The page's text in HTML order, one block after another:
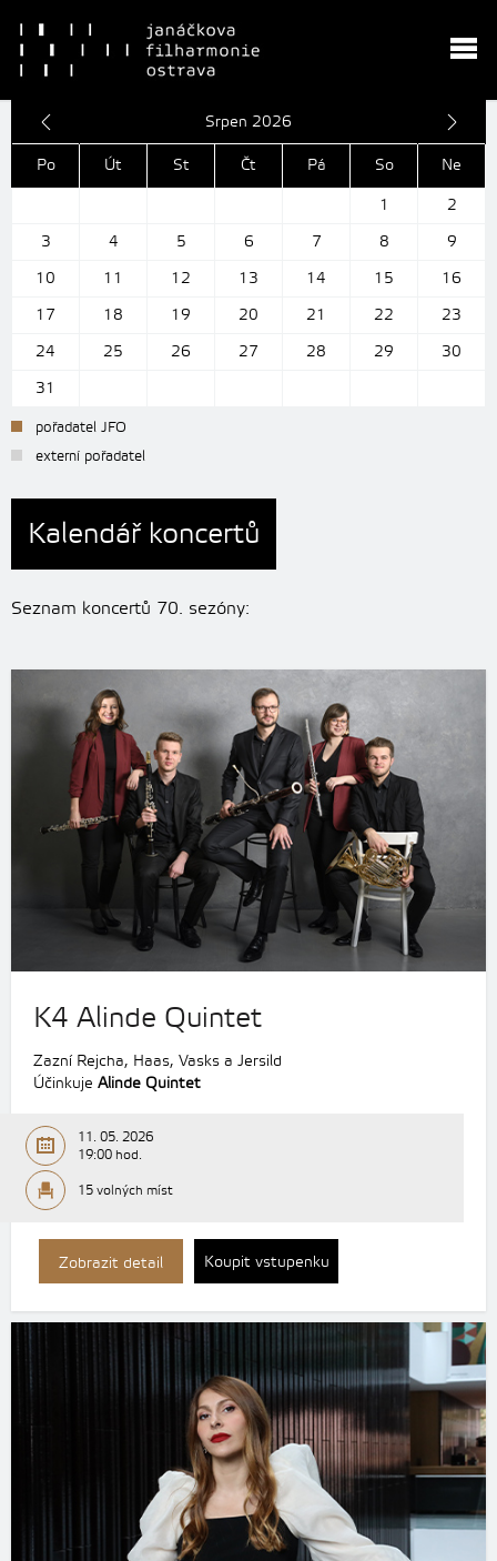
Srpen 2026
Po Út St Čt Pá So
Ne
1
2
3
4 5 6 7 8
9
10
11 12 13 14 15
16
17
18 19 20 21 22
23
24
25 26 27 28 29
30
31
pořadatel JFO
externí pořadatel
Kalendář koncertů
Seznam koncertů 70. sezóny:
K4 Alinde Quintet
Zazní Rejcha, Haas, Vasks a Jersild
Účinkuje Alinde Quintet
11. 05. 2026
19:00 hod.
15 volných míst
Zobrazit detail Koupit vstupenku